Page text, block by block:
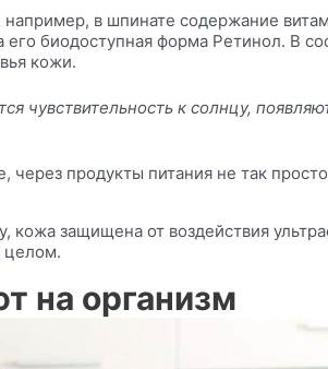
в шпинате содержание
его биодоступная форма Ретинол. В
кожи.
к солнцу,
продукты питания не так
защищена от воздействия
целом.
на организм